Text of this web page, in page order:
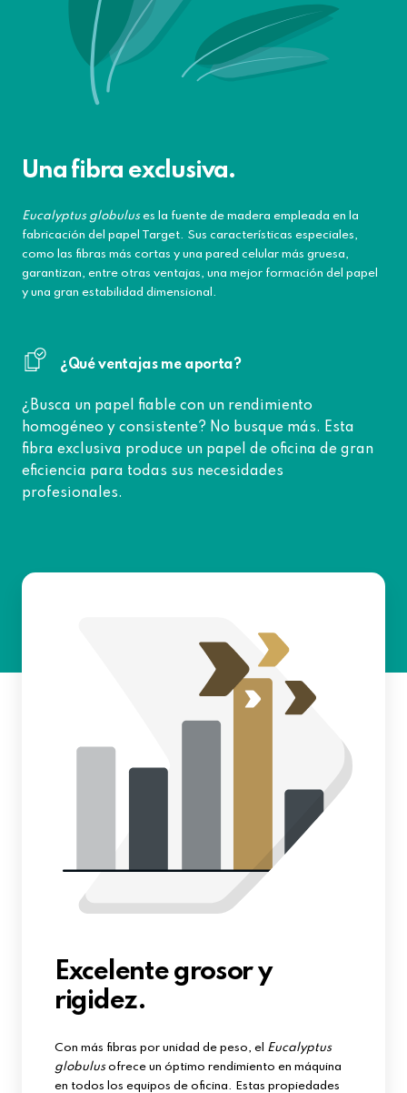
Una fibra exclusiva.
Eucalyptus globuluses la fuente de madera empleada en la
fabricación del papel Target. Sus características especiales,
como las fibras más cortas y una pared celular más gruesa,
garantizan, entre otras ventajas, una mejor formación del papel
y una gran estabilidad dimensional.
¿Qué ventajas me aporta?
¿Busca un papel fiable con un rendimiento
homogéneo y consistente? No busque más. Esta
fibra exclusiva produce un papel de oficina de gran
eficiencia para todas sus necesidades
profesionales.
Excelente grosor y
rigidez.
Con más fibras por unidad de peso, el Eucalyptus
globulusofrece un óptimo rendimiento en máquina
en todos los equipos de oficina. Estas propiedades